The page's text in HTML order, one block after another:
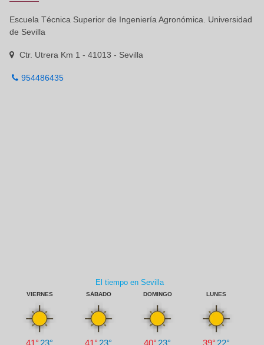
Escuela Técnica Superior de Ingeniería Agronómica. Universidad
de Sevilla
Ctr. Utrera Km 1 - 41013 - Sevilla
954486435